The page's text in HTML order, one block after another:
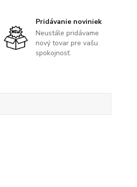
Pridávanie noviniek
Neustále pridávame
nový tovar pre vašu
spokojnosť.